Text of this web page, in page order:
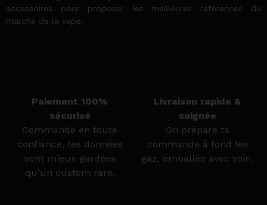
accessoires pour proposer les meilleures références du
marché de la vape.
Paiement 100%
sécurisé
Commande en toute
confiance, tes données
sont mieux gardées
qu’un custom rare.
Livraison rapide &
soignée
On prépare ta
commande à fond les
gaz, emballée avec soin.